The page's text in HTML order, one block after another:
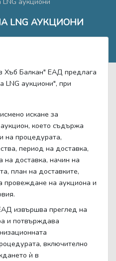
LNG АУКЦИОНИ
Хъб Балкан" ЕАД предлага
LNG аукциони", при
искане за
което съдържа
на процедурата,
период на доставка,
на доставка, начин на
план на доставките,
провеждане на аукциона и
извършва преглед на
и потвърждава
включително
ѝ в